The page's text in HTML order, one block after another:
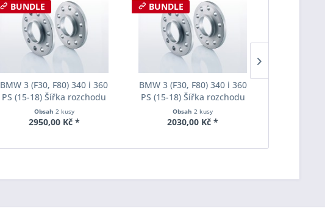
BUNDLE
BMW 3 (F30, F80) 340 i 360
PS (15-18) Šířka rozchodu
Eibach Pro-Spacer S90-2-12-
002 System2 Tloušťka 12mm
Obsah 2 kusy
2950,00 Kč *
BUNDLE
BMW 3 (F30, F80) 340 i 360
PS (15-18) Šířka rozchodu
Eibach Pro-Spacer S90-2-15-
001 System2 Tloušťka 15mm
Obsah2 kusy
2030,00 Kč *